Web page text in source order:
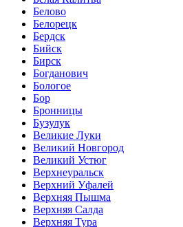
Белово
Белорецк
Бердск
Бийск
Бирск
Богданович
Бологое
Бор
Бронницы
Бузулук
Великие Луки
Великий Новгород
Великий Устюг
Верхнеуральск
Верхний Уфалей
Верхняя Пышма
Верхняя Салда
Верхняя Тура